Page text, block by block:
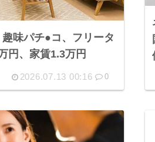
味パチ●コ、フリータ
円、家賃1.3万円
2026.07.13 00:16 0